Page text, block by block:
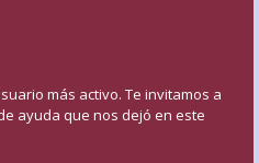
más activo. Te invitamos a
ayuda que nos dejó en este